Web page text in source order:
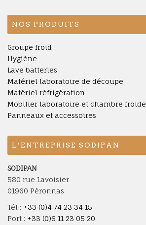
NOS PRODUITS
Groupe froid
Hygiène
Lave batteries
Matériel laboratoire de découpe
Matériel réfrigération
Mobilier laboratoire et chambre froide
Panneaux et accessoires
L’ENTREPRISE SODIPAN
SODIPAN
580 rue Lavoisier
01960 Péronnas
Tél : +33 (0)4 74 23 34 15
Port : +33 (0)6 11 23 05 20